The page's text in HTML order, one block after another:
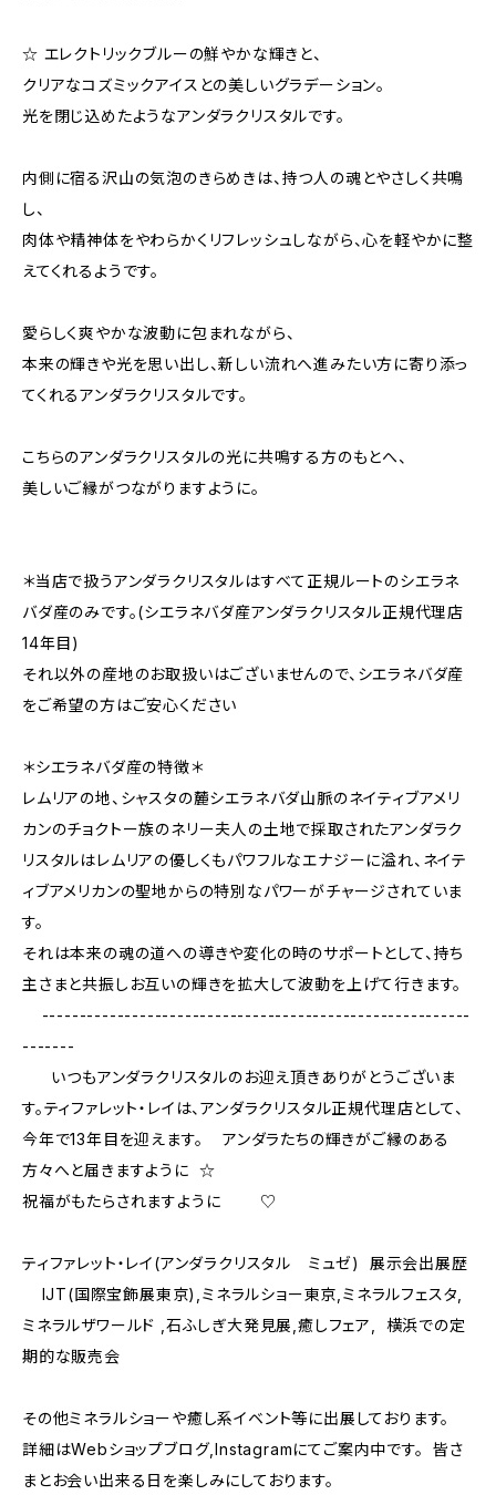
☆ エレクトリックブルーの鮮やかな輝きと、
クリアなコズミックアイスとの美しいグラデーション。
光を閉じ込めたようなアンダラクリスタルです。
内側に宿る沢山の気泡のきらめきは、持つ人の魂とやさしく共鳴
し、
肉体や精神体をやわらかくリフレッシュしながら、心を軽やかに整
えてくれるようです。
愛らしく爽やかな波動に包まれながら、
本来の輝きや光を思い出し、新しい流れへ進みたい方に寄り添っ
てくれるアンダラクリスタルです。
こちらのアンダラクリスタルの光に共鳴する方のもとへ、
美しいご縁がつながりますように。
＊当店で扱うアンダラクリスタルはすべて正規ルートのシエラネ
バダ産のみです。(シエラネバダ産アンダラクリスタル正規代理店
14年目)
それ以外の産地のお取扱いはございませんので、シエラネバダ産
をご希望の方はご安心ください
＊シエラネバダ産の特徴＊
レムリアの地、シャスタの麓シエラネバダ山脈のネイティブアメリ
カンのチョクトー族のネリー夫人の土地で採取されたアンダラク
リスタルはレムリアの優しくもパワフルなエナジーに溢れ、ネイテ
ィブアメリカンの聖地からの特別なパワーがチャージされていま
す。
それは本来の魂の道への導きや変化の時のサポートとして、持ち
主さまと共振しお互いの輝きを拡大して波動を上げて行きます。
---------------------------------------------------------
-------
いつもアンダラクリスタルのお迎え頂きありがとうございま
す。ティファレット・レイは、アンダラクリスタル正規代理店として、
今年で13年目を迎えます。 アンダラたちの輝きがご縁のある
方々へと届きますように ☆
祝福がもたらされますように ♡
ティファレット・レイ(アンダラクリスタル ミュゼ) 展示会出展歴
IJT(国際宝飾展東京),ミネラルショー東京,ミネラルフェスタ,
ミネラルザワールド ,石ふしぎ大発見展,癒しフェア, 横浜での定
期的な販売会
その他ミネラルショーや癒し系イベント等に出展しております。
詳細はWebショップブログ,Instagramにてご案内中です。 皆さ
まとお会い出来る日を楽しみにしております。